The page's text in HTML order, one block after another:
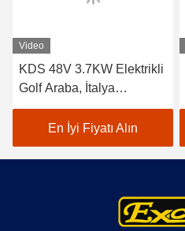
Video
KDS 48V 3.7KW Elektrikli
Golf Araba, İtalya
Graziano Aks Kulübü
Araba Golf Arabası
En İyi Fiyatı Alın